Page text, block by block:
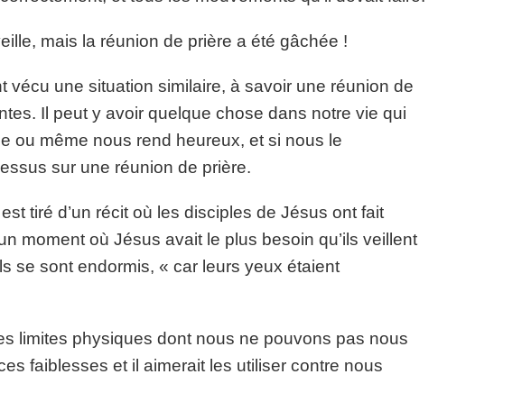
mais la réunion de prière a été gâchée !
vécu une situation similaire, à savoir une réunion de
Il peut y avoir quelque chose dans notre vie qui
ou même nous rend heureux, et si nous le
sur une réunion de prière.
tiré d’un récit où les disciples de Jésus ont fait
moment où Jésus avait le plus besoin qu’ils veillent
se sont endormis, « car leurs yeux étaient
limites physiques dont nous ne pouvons pas nous
faiblesses et il aimerait les utiliser contre nous